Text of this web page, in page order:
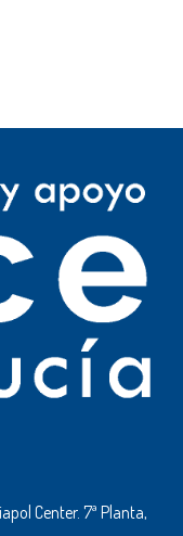
Center. 7ª Planta,